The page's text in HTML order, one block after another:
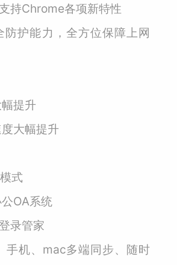
持Chrome各项新特性
护能力，全方位保障上网
提升
大幅提升
式
OA系统
录管家
机、mac多端同步、随时